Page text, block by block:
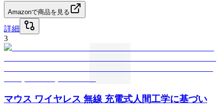
Amazonで商品を見る
詳細
3
マウス ワイヤレス 無線 充電式人間工学に基づい